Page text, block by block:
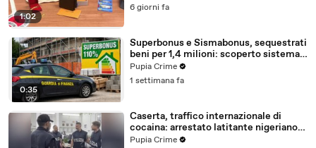
1:02
6 giorni fa
0:35
Superbonus e Sismabonus, sequestrati
beni per 1,4 milioni: scoperto sistema
con false abitazioni (29.07.26)
Pupia Crime
1 settimana fa
Caserta, traffico internazionale di
cocaina: arrestato latitante nigeriano
ricercato dal 2019 (28.07.26)
Pupia Crime